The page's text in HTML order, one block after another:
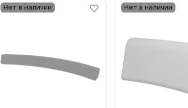
Нет в наличии Нет в наличии